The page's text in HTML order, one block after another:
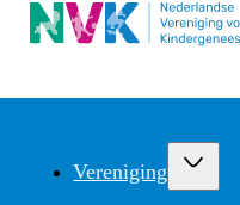
Vereniging